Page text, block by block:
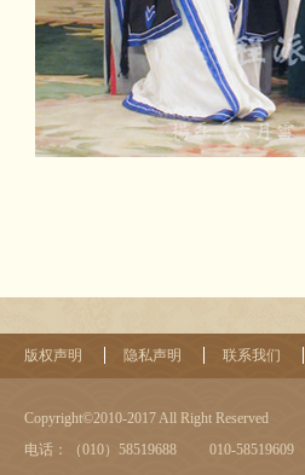
版权声明 隐私声明 联系我们
Copyright©2010-2017 All Right Reserved
电话：（010）58519688 010-58519609